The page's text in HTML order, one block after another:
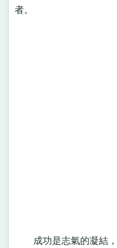
者。
成功是志氣的凝結，